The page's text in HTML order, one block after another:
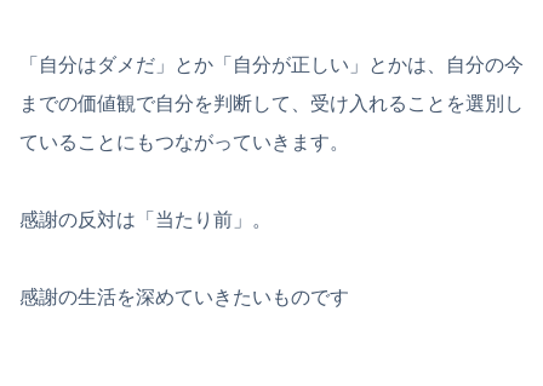
「自分はダメだ」とか「自分が正しい」とかは、自分の今
までの価値観で自分を判断して、受け入れることを選別し
ていることにもつながっていきます。
感謝の反対は「当たり前」。
感謝の生活を深めていきたいものです